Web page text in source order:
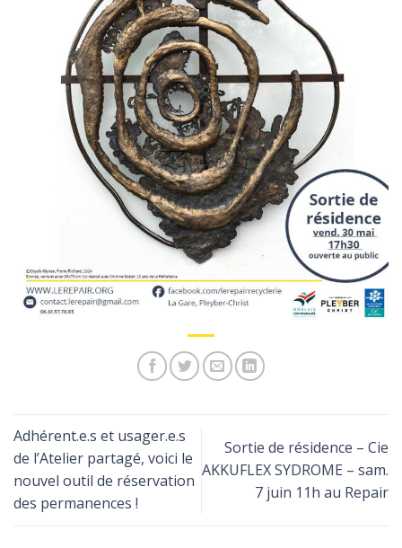
Adhérent.e.s et usager.e.s
de l’Atelier partagé, voici le
nouvel outil de réservation
des permanences !
Sortie de résidence – Cie
AKKUFLEX SYDROME – sam.
7 juin 11h au Repair